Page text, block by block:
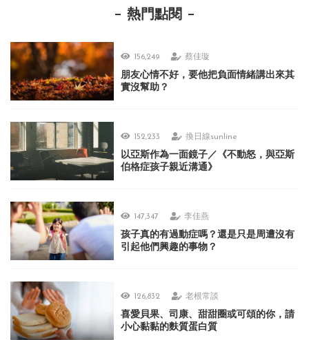
熱門點閱
156,249 蔡佳璇
朋友心情不好，要他把負面情緒講出來其
實沒幫助？
152,233 換日線sunline
以亞斯作為一面鏡子／《不動怒，與亞斯
伯格症孩子親近溝通》
147,347 李佳燕
孩子真的有過動症嗎？還是只是周遭沒有
引起他們興趣的事物？
126,832 老根常談
喜愛貝果、司康、甜甜圈或可頌的你，請
小心黏黏的麩質蛋白質